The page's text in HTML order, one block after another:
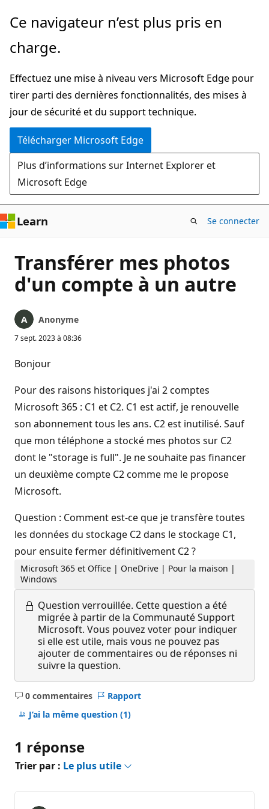
Passer
directement
au
principal
Ce navigateur n’est plus pris en
charge.
Effectuez une mise à niveau vers Microsoft Edge pour
tirer parti des dernières fonctionnalités, des mises à
jour de sécurité et du support technique.
Télécharger Microsoft Edge
Plus d’informations sur Internet Explorer et
Microsoft Edge
Learn Se connecter
Transférer mes photos
d'un compte à un autre
Anonyme
7 sept. 2023 à 08:36
Bonjour
Pour des raisons historiques j'ai 2 comptes
Microsoft 365 : C1 et C2. C1 est actif, je renouvelle
son abonnement tous les ans. C2 est inutilisé. Sauf
que mon téléphone a stocké mes photos sur C2
dont le "storage is full". Je ne souhaite pas financer
un deuxième compte C2 comme me le propose
Microsoft.
Question : Comment est-ce que je transfère toutes
les données du stockage C2 dans le stockage C1,
pour ensuite fermer définitivement C2 ?
Microsoft 365 et Office | OneDrive | Pour la maison |
Windows
Question verrouillée. Cette question a été
migrée à partir de la Communauté Support
Microsoft. Vous pouvez voter pour indiquer
si elle est utile, mais vous ne pouvez pas
ajouter de commentaires ou de réponses ni
suivre la question.
0 commentaires
Aucun
commentaire
Rapport
J’ai la même question (1)
1 réponse
Trier par : Le plus utile